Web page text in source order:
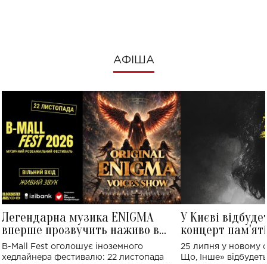
АФІША
Легендарна музика ENIGMA
вперше прозвучить наживо в
Україні: де відбудеться концерт
B-Mall Fest оголошує іноземного
хедлайнера фестивалю: 22 листопада
У Києві
концерт
Клименка:
виконають
25 липня у новому
Що, Інше»